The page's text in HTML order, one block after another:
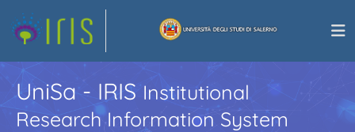
UniSa - IRISInstitutional
Research Information System